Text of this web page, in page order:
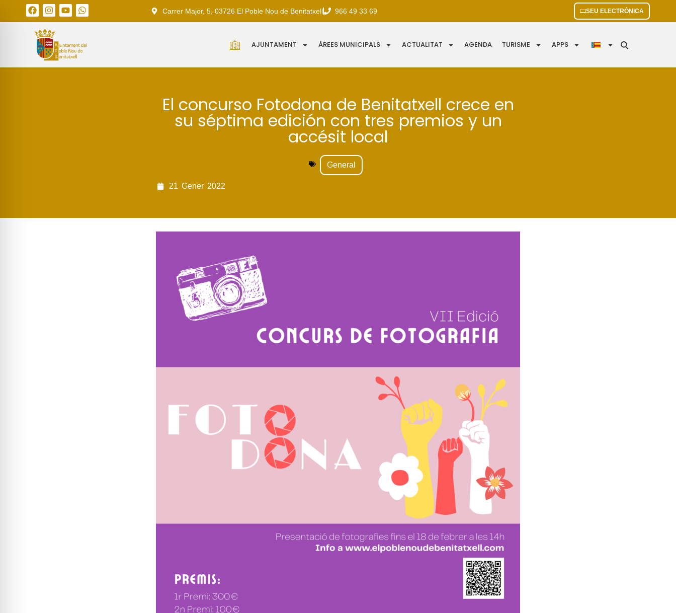
Carrer Major, 5, 03726 El Poble Nou de Benitatxell 966 49 33 69 SEU ELECTRÒNICA
AJUNTAMENT ÀREES MUNICIPALS ACTUALITAT AGENDA TURISME APPS
El concurso Fotodona de Benitatxell crece en
su séptima edición con tres premios y un
accésit local
General
21 Gener 2022